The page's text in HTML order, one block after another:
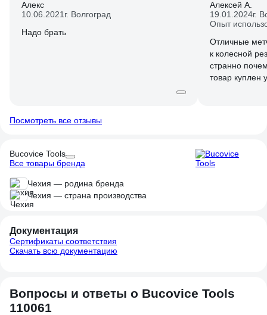
Алекс
10.06.2021 г. Волгоград
Надо брать
Алексей А.
19.01.2024г.
Опыт
Отличные
к колесной
странно
товар куплен
Посмотреть все отзывы
Bucovice Tools
Все товары бренда
Чехия — родина бренда
Чехия — страна производства
Документация
Сертификаты соответствия
Скачать всю документацию
Вопросы и ответы о Bucovice Tools
110061